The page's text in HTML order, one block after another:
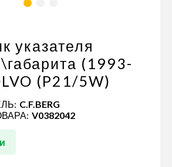
указателя
(1993-
(P21/5W)
C.F.BERG
V0382042